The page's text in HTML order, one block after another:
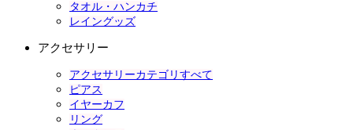
タオル・ハンカチ
レイングッズ
アクセサリー
アクセサリーカテゴリすべて
ピアス
イヤーカフ
リング